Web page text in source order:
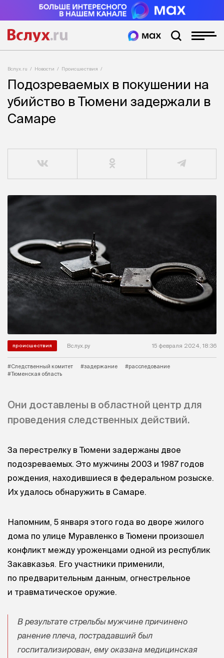
Вслух.ru Новости Происшествия
Подозреваемых в покушении на
убийство в Тюмени задержали в
Самаре
происшествия Вслух.ру 15 февраля 2024, 18:36
#Следственный комитет #задержание
#расследование
#Тюменская область
Они доставлены в областной центр для
проведения следственных действий.
За перестрелку в Тюмени задержаны двое
подозреваемых. Это мужчины 2003 и 1987 годов
рождения, находившиеся в федеральном розыске.
Их удалось обнаружить в Самаре.
Напомним, 5 января этого года во дворе жилого
дома по улице Муравленко в Тюмени произошел
конфликт между уроженцами одной из республик
Закавказья. Его участники применили,
по предварительным данным, огнестрельное
и травматическое оружие.
В результате стрельбы мужчине причинено
ранение плеча, пострадавший был
госпитализирован, ему оказана медицинская